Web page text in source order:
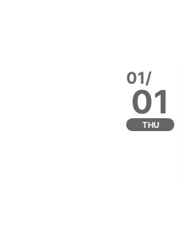
01/
01
THU